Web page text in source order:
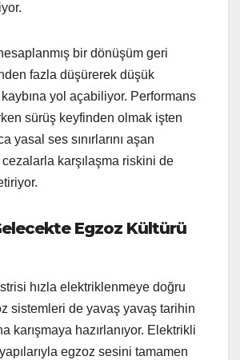
bir dönüşüm geri
fazla düşürerek düşük
yol açabiliyor. Performans
sürüş keyfinden olmak işten
yasal ses sınırlarını aşan
karşılaşma riskini de
Egzoz Kültürü
hızla elektriklenmeye doğru
sistemleri de yavaş yavaş tarihin
karışmaya hazırlanıyor. Elektrikli
egzoz sesini tamamen